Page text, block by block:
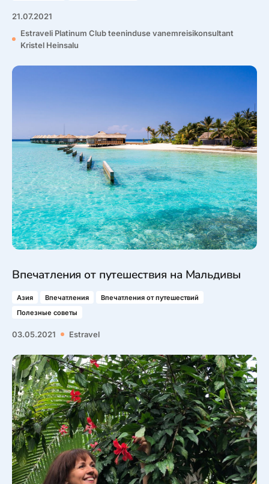
21.07.2021
Estraveli Platinum Club teeninduse vanemreisikonsultant
Kristel Heinsalu
Впечатления от путешествия на Мальдивы
Азия Впечатления
Впечатления от путешествий
Полезные советы
03.05.2021 Estravel